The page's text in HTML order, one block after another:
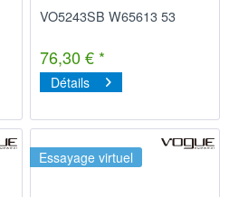
VO5243SB W65613 53
76,30 € *
Détails
Essayage virtuel